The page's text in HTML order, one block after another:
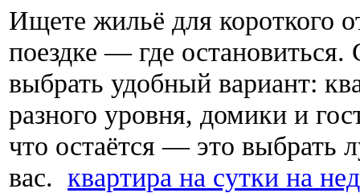
Ищете жильё для короткого
поездке — где
выбрать удобный вариант:
разного уровня, домики и
что остаётся — это выбрать
вас. квартира на сутки на